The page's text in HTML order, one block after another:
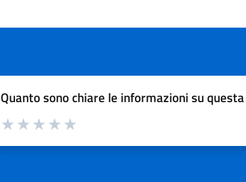
Quanto sono chiare le informazioni su